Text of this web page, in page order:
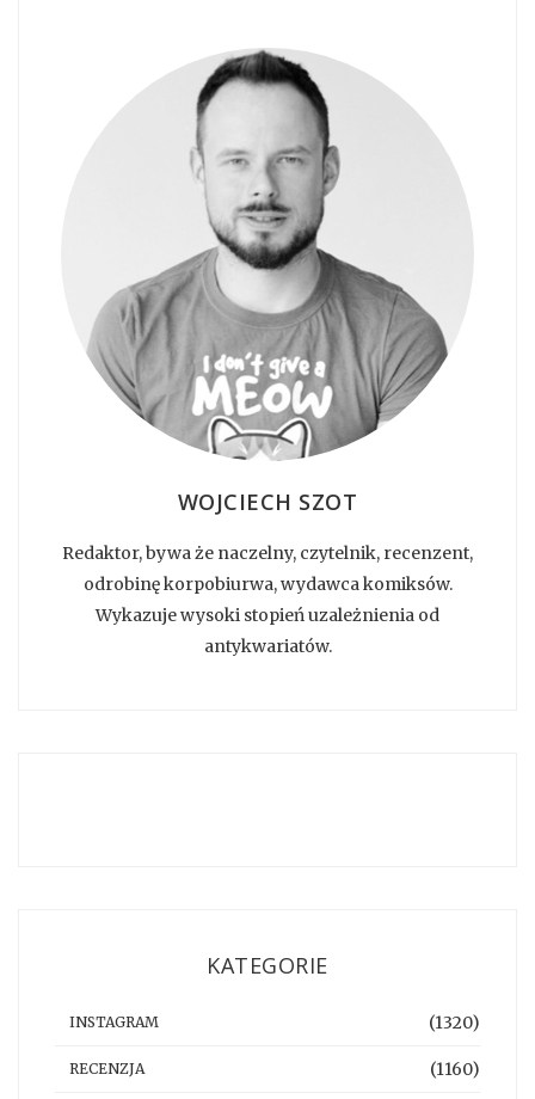
WOJCIECH SZOT
Redaktor, bywa że naczelny, czytelnik, recenzent,
odrobinę korpobiurwa, wydawca komiksów.
Wykazuje wysoki stopień uzależnienia od
antykwariatów.
KATEGORIE
INSTAGRAM (1320)
RECENZJA (1160)